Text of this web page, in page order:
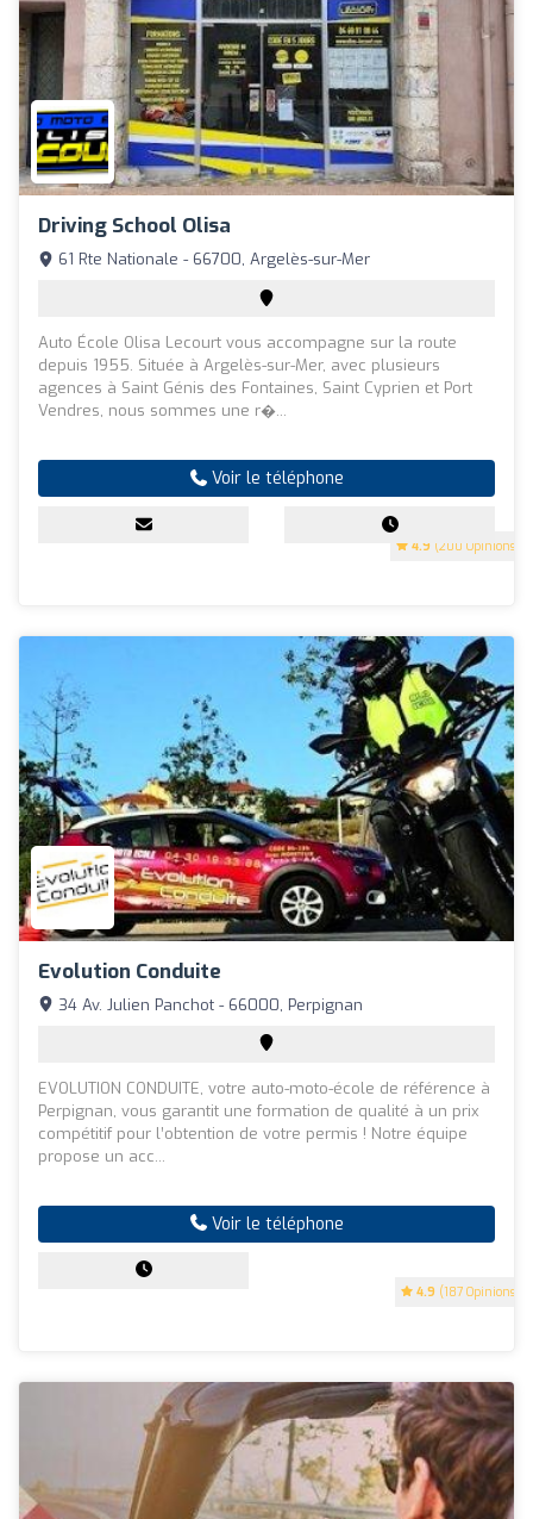
Driving School Olisa
4.9 (200 Opinions)
61 Rte Nationale - 66700, Argelès-sur-Mer
Auto École Olisa Lecourt vous accompagne sur la route
depuis 1955. Située à Argelès-sur-Mer, avec plusieurs
agences à Saint Génis des Fontaines, Saint Cyprien et Port
Vendres, nous sommes une r�...
Voir le téléphone
Evolution Conduite
4.9 (187 Opinions)
34 Av. Julien Panchot - 66000, Perpignan
EVOLUTION CONDUITE, votre auto-moto-école de référence à
Perpignan, vous garantit une formation de qualité à un prix
compétitif pour l’obtention de votre permis ! Notre équipe
propose un acc...
Voir le téléphone